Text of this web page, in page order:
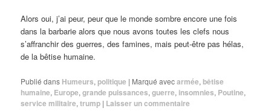
Alors oui, j’ai peur, peur que le monde sombre encore une fois
dans la barbarie alors que nous avons toutes les clefs nous
s’affranchir des guerres, des famines, mais peut-être pas hélas,
de la bêtise humaine.
Publié dans Humeurs, politique | Marqué avecarmée, bêtise
humaine, Europe,grande puissances,guerre, insomnies, Poutine,
service militaire,trump | Laisser un commentaire